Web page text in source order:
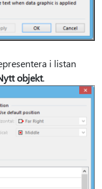
i listan
objekt.